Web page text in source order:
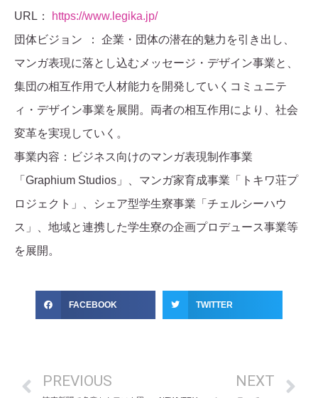
URL：
https://www.legika.jp/
団体ビジョン ： 企業・団体の潜在的魅力を引き出し、
マンガ表現に落とし込むメッセージ・デザイン事業と、
集団の相互作用で人材能力を開発していくコミュニテ
ィ・デザイン事業を展開。両者の相互作用により、社会
変革を実現していく。
事業内容：ビジネス向けのマンガ表現制作事業
「Graphium Studios」、マンガ家育成事業「トキワ荘プ
ロジェクト」、シェア型学生寮事業「チェルシーハウ
ス」、地域と連携した学生寮の企画プロデュース事業等
を展開。
FACEBOOK TWITTER
PREVIOUS NEXT